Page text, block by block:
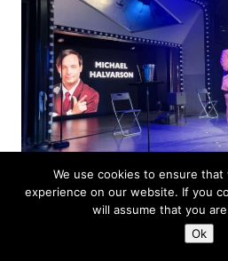
We use cookies to ensure
experience on our website. If you
will assume that you
Ok